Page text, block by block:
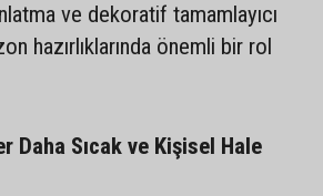
ve dekoratif tamamlayıcı
hazırlıklarında önemli bir rol
Daha Sıcak ve Kişisel Hale